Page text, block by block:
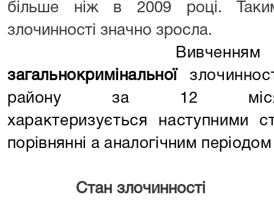
більше ніж в 2009 році.
злочинності значно зросла.
Вивченням
загальнокримінальної
району за 12
характеризується наступними
порівнянні а аналогічним
Стан